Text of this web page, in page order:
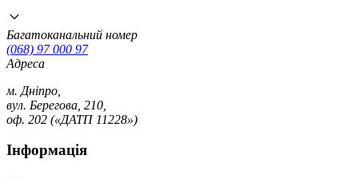
Багатоканальний номер
(068) 97 000 97
Адреса
м. Дніпро,
вул. Берегова, 210,
оф. 202 («ДАТП 11228»)
Інформація